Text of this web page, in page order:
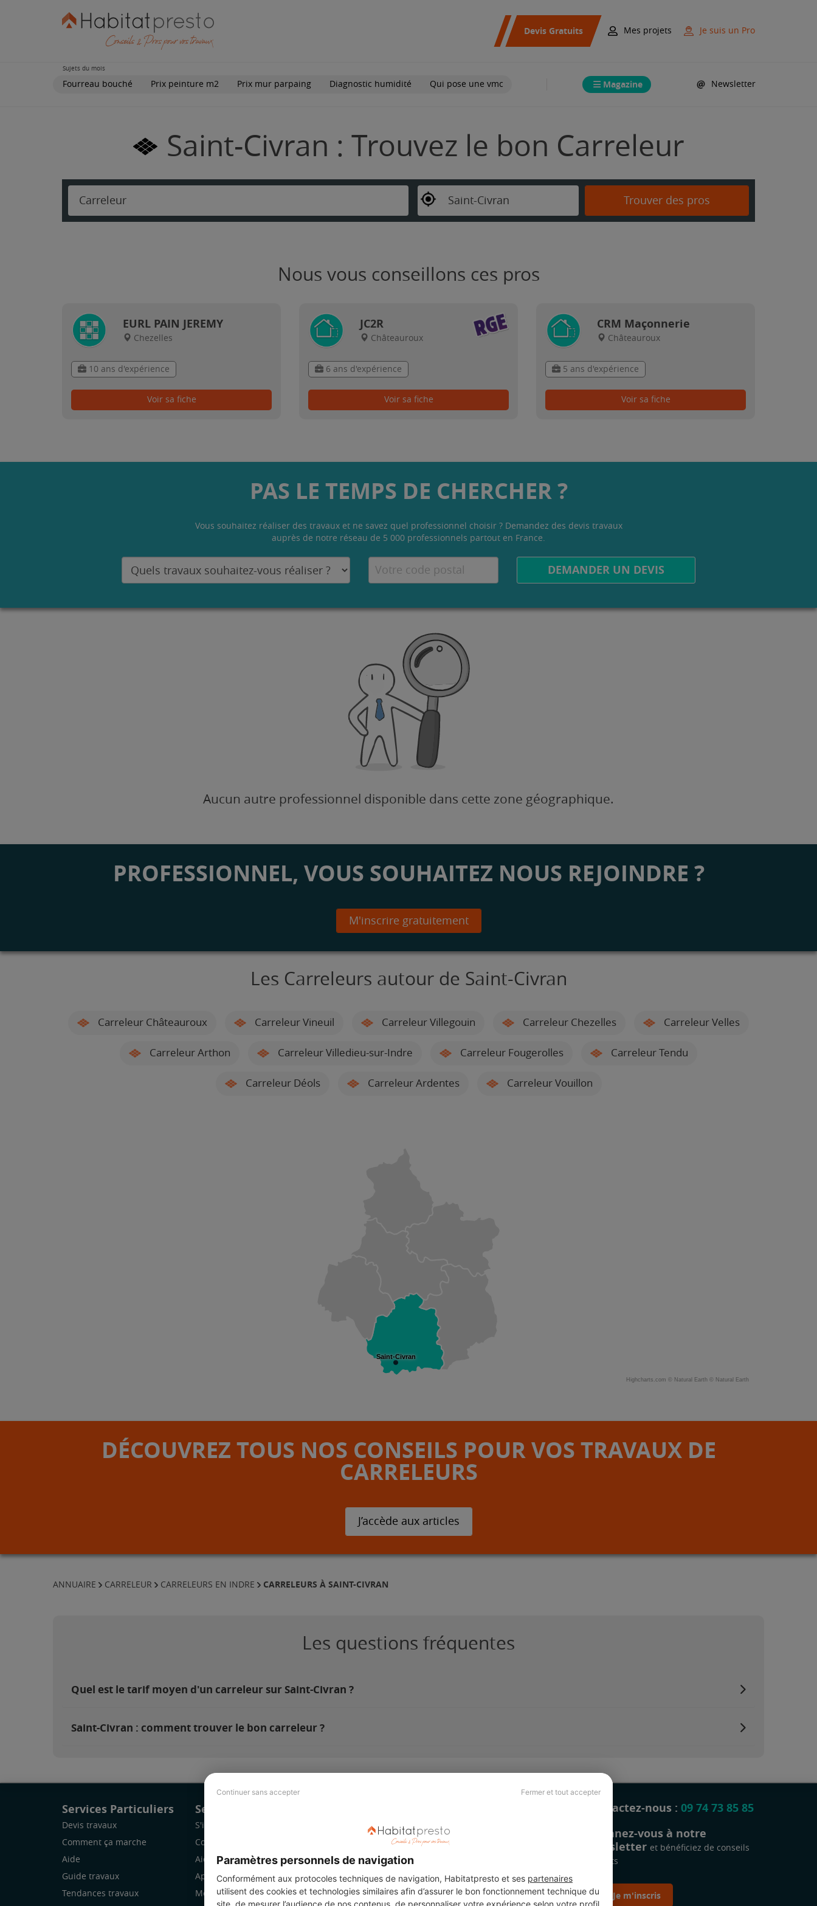
Continuer sans accepter Fermer et tout accepter
Paramètres personnels de navigation
Conformément aux protocoles techniques de navigation, Habitatpresto et ses partenaires
utilisent des cookies et technologies similaires afin d’assurer le bon fonctionnement technique du
site, de mesurer l’audience de nos contenus, de personnaliser votre expérience selon votre profil
Devis Gratuits Mes projets Je suis un Pro
Sujets du mois
Fourreau bouché Prix peinture m2 Prix mur parpaing Diagnostic humidité Qui pose une vmc Magazine Newsletter
Saint-Civran : Trouvez le bon Carreleur
Carreleur Saint-Civran Trouver des pros
Nous vous conseillons ces pros
EURL PAIN JEREMY
Chezelles
10 ans d'expérience
Voir sa fiche
JC2R
Châteauroux
6 ans d'expérience
Voir sa fiche
CRM Maçonnerie
Châteauroux
5 ans d'expérience
Voir sa fiche
PAS LE TEMPS DE CHERCHER ?
Vous souhaitez réaliser des travaux et ne savez quel professionnel choisir ? Demandez des devis travaux
auprès de notre réseau de 5 000 professionnels partout en France.
DEMANDER UN DEVIS
Aucun autre professionnel disponible dans cette zone géographique.
PROFESSIONNEL, VOUS SOUHAITEZ NOUS REJOINDRE ?
M'inscrire gratuitement
Les Carreleurs autour de Saint-Civran
Carreleur Châteauroux Carreleur Vineuil Carreleur Villegouin Carreleur Chezelles Carreleur Velles
Carreleur Arthon Carreleur Villedieu-sur-Indre Carreleur Fougerolles Carreleur Tendu
Carreleur Déols Carreleur Ardentes Carreleur Vouillon
Saint-Civran
Highcharts.com © Natural Earth © Natural Earth
DÉCOUVREZ TOUS NOS CONSEILS POUR VOS TRAVAUX DE
CARRELEURS
J’accède aux articles
ANNUAIRE CARRELEUR CARRELEURS EN INDRE CARRELEURS À SAINT-CIVRAN
Les questions fréquentes
Quel est le tarif moyen d'un carreleur sur Saint-Civran ?
Saint-Civran : comment trouver le bon carreleur ?
Services Particuliers
Devis travaux
Comment ça marche
Aide
Guide travaux
Tendances travaux
Services Pro
S'inscrire
Comment ça marche
Aide
Application Mobile
Mon espace
Revue de presse
Légal
Charte cookies
Contactez-nous : 09 74 73 85 85
Abonnez-vous à notre
newsletter et bénéficiez de conseils
gratuits
Je m'inscris